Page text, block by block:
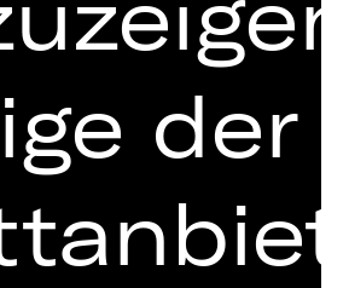
Realität unter den
Aus den
Kindheit wächst eine
Freiheit.
erschütternd und
vom Kindsein im
unnachgiebigen
der